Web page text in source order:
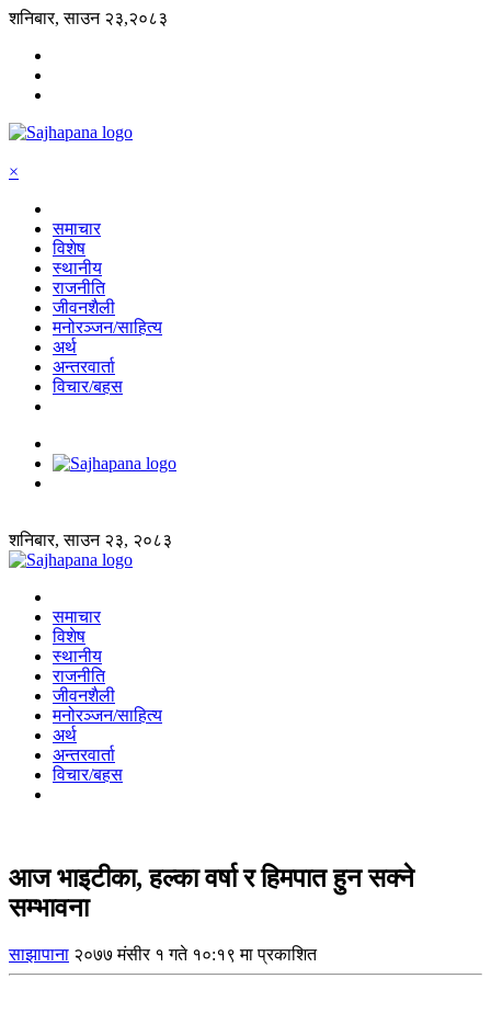
शनिबार, साउन २३,२०८३
×
समाचार
विशेष
स्थानीय
राजनीति
जीवनशैली
मनोरञ्जन/साहित्य
अर्थ
अन्तरवार्ता
विचार/बहस
शनिबार, साउन २३, २०८३
समाचार
विशेष
स्थानीय
राजनीति
जीवनशैली
मनोरञ्जन/साहित्य
अर्थ
अन्तरवार्ता
विचार/बहस
आज भाइटीका, हल्का वर्षा र हिमपात हुन सक्ने
सम्भावना
साझापाना २०७७ मंसीर १ गते १०:१९ मा प्रकाशित